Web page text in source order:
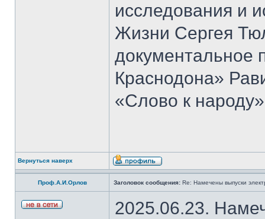
исследования и
Жизни Сергея
документальное
Краснодона»
«Слово к
Вернуться наверх
Проф.А.И.Орлов Заголовок сообщения: Re: Намечены выпуски
2025.06.23.